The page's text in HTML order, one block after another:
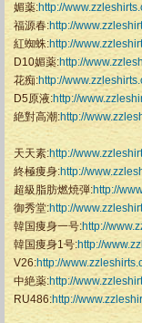
媚薬:http://
福源春:http://
紅蜘蛛:http://
D10媚薬:http://
花痴:http://
D5原液:http://
絶對高潮:http://
天天素:http://
終極痩身:http://
超級脂肪燃焼弾:http://
御秀堂:http://
韓国痩身一号:http://
韓国痩身1号:http://
V26:http://
中絶薬:http://
RU486:http://